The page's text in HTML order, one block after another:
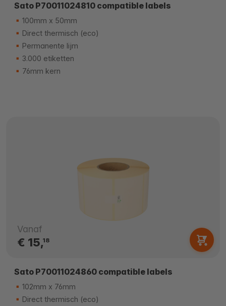
Sato P70011024810 compatible labels
100mm x 50mm
Direct thermisch (eco)
Permanente lijm
3.000 etiketten
76mm kern
Vanaf
€ 15,18
Sato P70011024860 compatible labels
102mm x 76mm
Direct thermisch (eco)